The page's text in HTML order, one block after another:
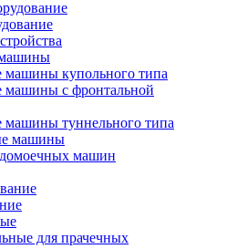
машины купольного типа
машины с фронтальной
машины туннельного типа
машины
машин
для прачечных